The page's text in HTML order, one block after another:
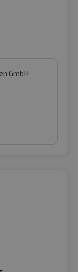
GmbH